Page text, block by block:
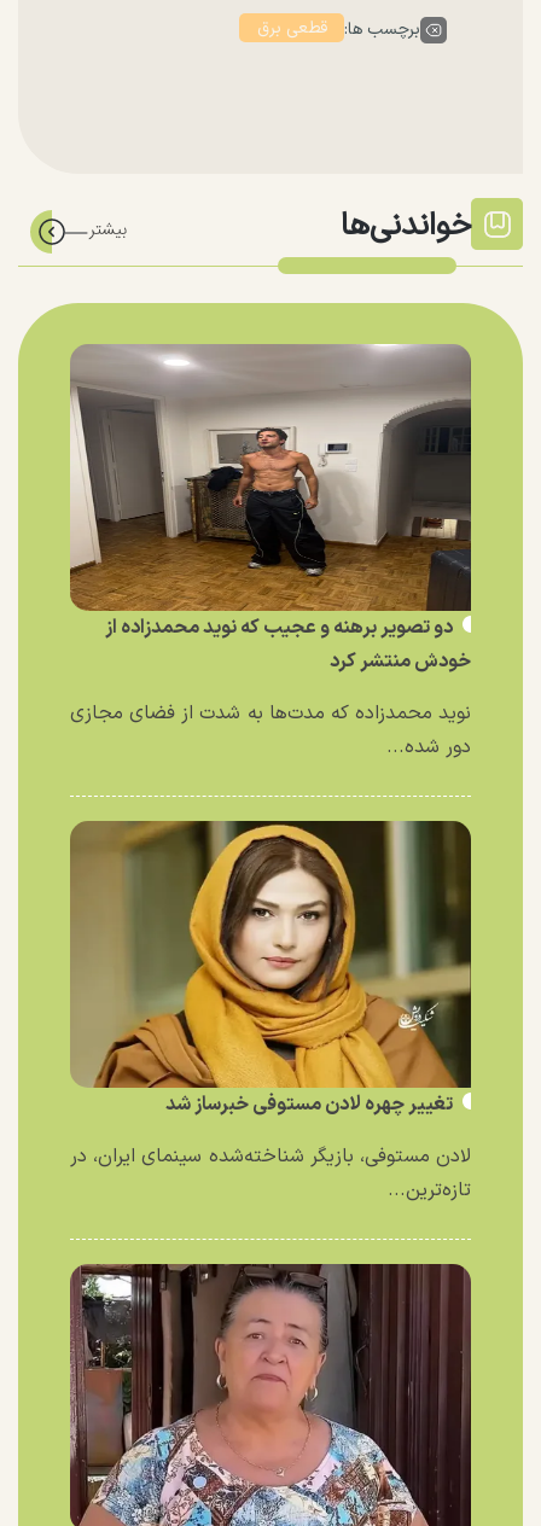
برچسب ها: قطعی برق
خواندنی‌ها
دو تصویر برهنه و عجیب که نوید محمدزاده از
خودش منتشر کرد
نوید محمدزاده که مدت‌ها به شدت از فضای مجازی
دور شده...
تغییر چهره لادن مستوفی خبرساز شد
لادن مستوفی، بازیگر شناخته‌شده سینمای ایران، در
تازه‌ترین...